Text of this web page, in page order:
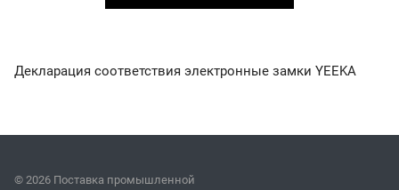
Декларация соответствия электронные замки YEEKA
© 2026 Поставка промышленной